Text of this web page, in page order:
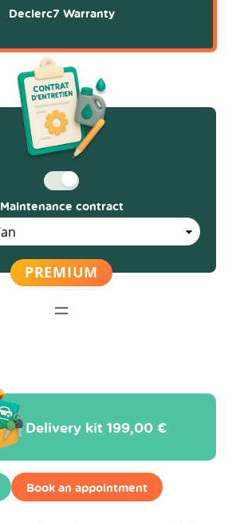
Declerc7 Warranty
Maintenance contract
Delivery kit199,00 €
Book an appointment